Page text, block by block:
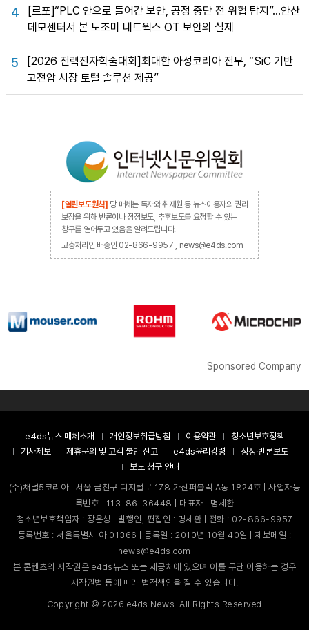
4
[르포]“PLC 안으로 들어간 보안, 공정 중단 전 위협 탐지”…안산
데모센터서 본 노조미 네트웍스 OT 보안의 실제
5
[2026 전력전자학술대회]최대한 아성코리아 전무, “SiC 기반
고전압 시장 토털 솔루션 제공”
[열린보도원칙] 당 매체는 독자와 취재원 등 뉴스이용자의 권리
보장을 위해 반론이나 정정보도, 추후보도를 요청할 수 있는
창구를 열어두고 있음을 알려드립니다.
고충처리인 배종인 02-866-9957 , news@e4ds.com
Sponsored Company
e4ds뉴스 매체소개 개인정보취급방침 이용약관
청소년보호정책
기사제보
제휴문의 및 고객 불만 신고 e4ds윤리강령
정정·반론보도
보도 청구 안내
(주)채널5코리아 | 서울 금천구 디지털로 178 가산퍼블릭 A동 1824호 | 사업자등
록번호 : 113-86-36448 | 대표자 : 명세환
청소년보호책임자 : 장은성 | 발행인, 편집인 : 명세환 | 전화 : 02-866-9957
등록번호 : 서울특별시 아 01366 | 등록일 : 2010년 10월 40일 | 제보메일 :
news@e4ds.com
본 콘텐츠의 저작권은 e4ds뉴스 또는 제공처에 있으며 이를 무단 이용하는 경우
저작권법 등에 따라 법적책임을 질 수 있습니다.
Copyright ©2026 e4ds News. All Rights Reserved